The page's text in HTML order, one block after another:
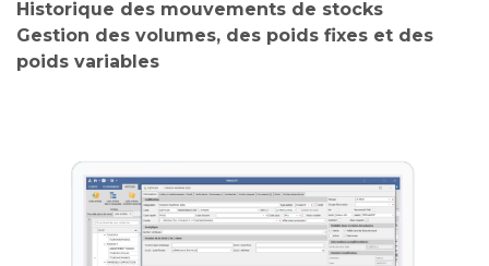
Historique des mouvements de stocks
Gestion des volumes, des poids fixes et des
poids variables